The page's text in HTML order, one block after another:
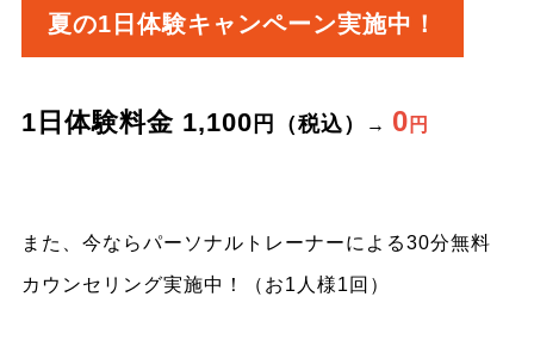
夏の1日体験キャンペーン実施中！
1日体験料金 1,100 円（税込） → 0 円
また、今ならパーソナルトレーナーによる30分無料
カウンセリング実施中！（お1人様1回）